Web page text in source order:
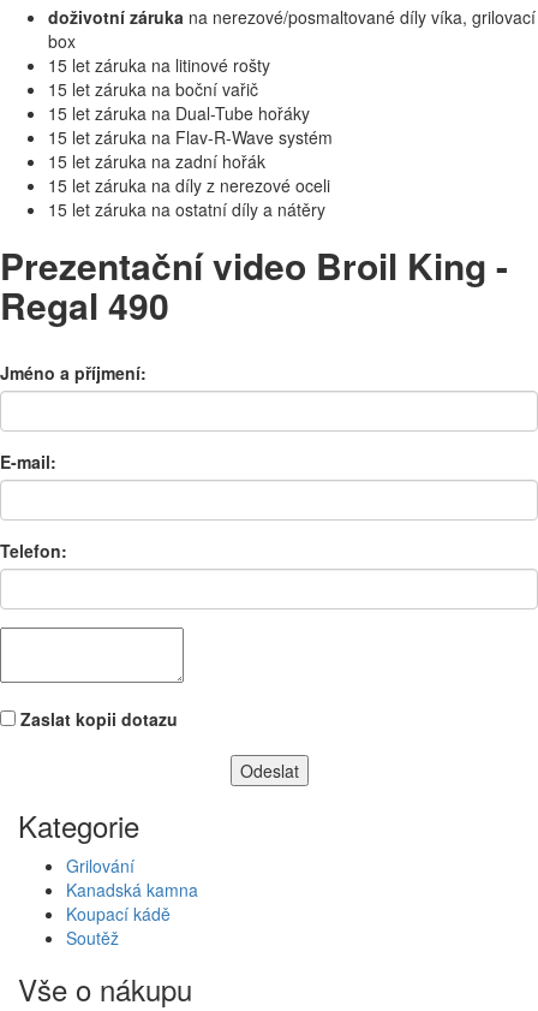
doživotní záruka na nerezové/posmaltované díly víka, grilovací
box
15 let záruka na litinové rošty
15 let záruka na boční vařič
15 let záruka na Dual-Tube hořáky
15 let záruka na Flav-R-Wave systém
15 let záruka na zadní hořák
15 let záruka na díly z nerezové oceli
15 let záruka na ostatní díly a nátěry
Prezentační video Broil King -
Regal 490
Jméno a příjmení:
E-mail:
Telefon:
Zaslat kopii dotazu
Kategorie
Grilování
Kanadská kamna
Koupací kádě
Soutěž
Vše o nákupu